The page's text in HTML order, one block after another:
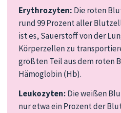
Erythrozyten: Die roten
rund 99 Prozent aller
ist es, Sauerstoff von der
Körperzellen zu
größten Teil aus dem roten
Hämoglobin (Hb).
Leukozyten: Die weißen
nur etwa ein Prozent der